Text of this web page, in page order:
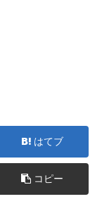
はてブ
コピー